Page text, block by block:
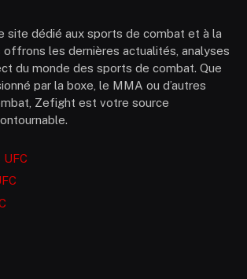
site dédié aux sports de combat et à la
offrons les dernières actualités, analyses
du monde des sports de combat. Que
par la boxe, le MMA ou d’autres
Zefight est votre source